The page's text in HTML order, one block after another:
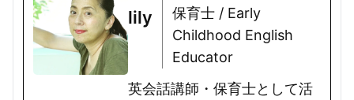
lily
保育士 / Early
Childhood English
Educator
英会話講師・保育士として活